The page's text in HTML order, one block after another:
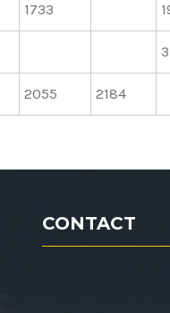
1733
2055 2184
CONTACT